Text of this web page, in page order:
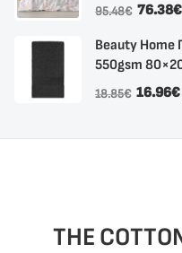
95.48€ 76.38€
Beauty Home
550gsm
18.85€ 16.96€
THE